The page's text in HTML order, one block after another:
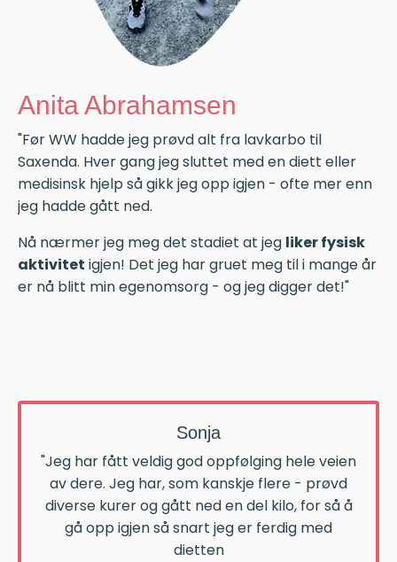
Anita Abrahamsen
"Før WW hadde jeg prøvd alt ​ fra lavkarbo til
Saxenda. ​ Hver gang jeg sluttet med ​en diett eller
medisinsk hjelp ​så gikk jeg opp igjen - ofte ​ mer enn
jeg hadde gått ned. ​
Nå nærmer jeg meg det stadiet ​ at jeg likerfysisk
aktivitet igjen! Det jeg har gruet meg til i mange år
er nå blitt min ​egenomsorg - og jeg diggerdet!​​"
Sonja
"Jeg har fått veldig god oppfølging hele veien
av dere. Jeg har, som kanskje flere - prøvd
diverse kurer og gått ned en del kilo, for så å
gå opp igjen så snart jeg er ferdig med
dietten